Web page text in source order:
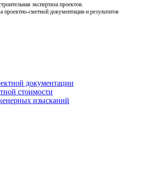
экспертиза проектов.
проектно-сметной документации и результатов
документации
стоимости
изысканий